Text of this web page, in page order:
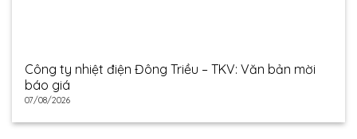
Công ty nhiệt điện Đông Triều – TKV: Văn bản mời
báo giá
07/08/2026